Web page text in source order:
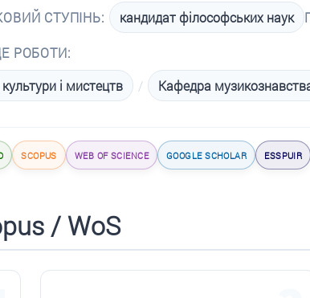
СТУПІНЬ: кандидат філософських наук
РОБОТИ:
і мистецтв
/ Кафедра
SCOPUS WEB OF SCIENCE GOOGLE SCHOLAR ESSPUIR
/ WoS